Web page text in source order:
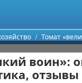
Томат
воин»:
отзывы